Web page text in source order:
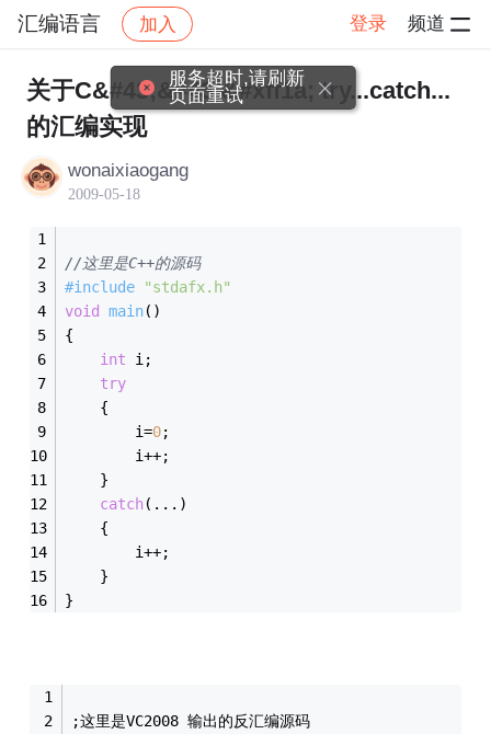
汇编语言 加入 登录 频道
社区 汇编语言 帖子详情
关于C&#43;&#43;&#xff1a; try...catch...
的汇编实现
wonaixiaogang
2009-05-18
//这里是C++的源码
#include
"stdafx.h"
void
main()
{
int i;
try
	{
		i=
0;
		i++;
	}
catch(...)
	{
		i++;
	}
}
;这里是VC2008 输出的反汇编源码